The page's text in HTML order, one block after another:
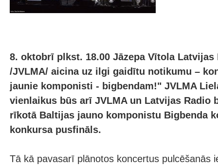
8. oktobrī plkst. 18.00 Jāzepa Vītola Latvijas
/JVLMA/ aicina uz ilgi gaidītu notikumu –
jaunie komponisti - bigbendam!" JVLMA
vienlaikus būs arī JVLMA un Latvijas Radio
rīkotā Baltijas jauno komponistu Bigbenda
konkursa pusfināls.
Tā kā pavasarī plānotos koncertus pulcēšanās